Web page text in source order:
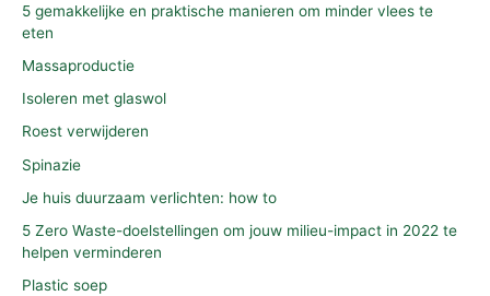
5 gemakkelijke en praktische manieren om minder vlees te
eten
Massaproductie
Isoleren met glaswol
Roest verwijderen
Spinazie
Je huis duurzaam verlichten: how to
5 Zero Waste-doelstellingen om jouw milieu-impact in 2022 te
helpen verminderen
Plastic soep